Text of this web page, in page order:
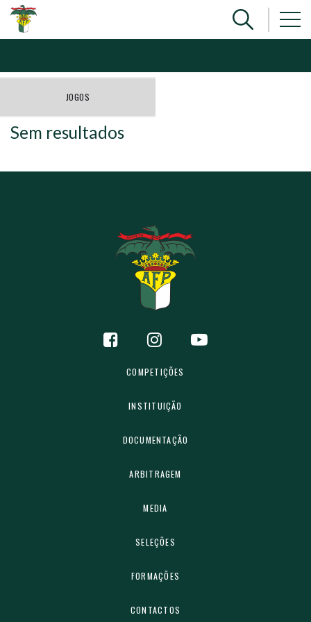
JOGOS
Sem resultados
COMPETIÇÕES
INSTITUIÇÃO
DOCUMENTAÇÃO
ARBITRAGEM
MEDIA
SELEÇÕES
FORMAÇÕES
CONTACTOS